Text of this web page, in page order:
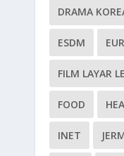
DRAMA
ESDM
FILM LAYAR
FOOD
INET